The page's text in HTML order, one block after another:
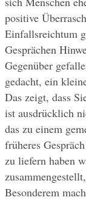
positive
Einfallsreichtum
Gesprächen
Gegenüber
gedacht, ein
Das zeigt, dass
ist ausdrücklich
das zu einem
früheres
zu liefern haben
Besonderem